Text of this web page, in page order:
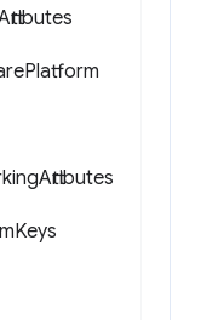
Platform
Attributes
Keys